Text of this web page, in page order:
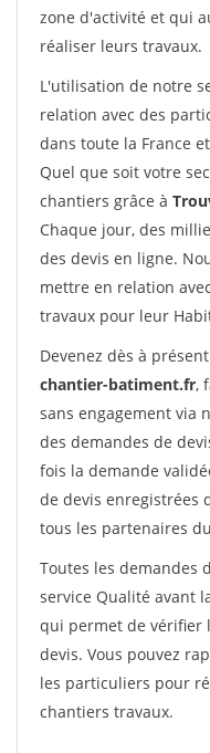
zone d'activité et qui
réaliser leurs travaux.
L'utilisation de notre
relation avec des
dans toute la France
Quel que soit votre
chantiers grâce à
Chaque jour, des
des devis en ligne.
mettre en relation
travaux pour leur
Devenez dès à
chantier-batiment.fr,
sans engagement via
des demandes de
fois la demande
de devis enregistrées
tous les partenaires
Toutes les demandes
service Qualité avant
qui permet de vérifier
devis. Vous pouvez
les particuliers pour
chantiers travaux.